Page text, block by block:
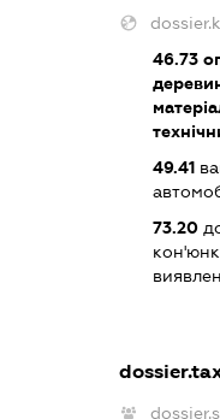
46.73
49.41
73.20